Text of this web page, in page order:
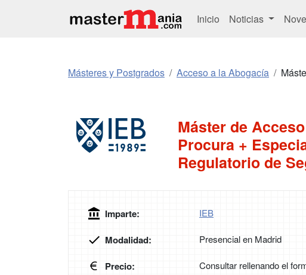
Inicio Noticias
Másteres y Postgrados Acceso a la Abogacía
Máster de
Procura +
Regulatorio de
Imparte: IEB
Modalidad: Presencial en Madrid
Precio: Consultar rellenando el